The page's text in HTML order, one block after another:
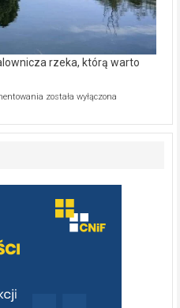
rzeka, którą warto
Ekologiczne
–
warto
poznać
[fotorelacja]
została wyłączona